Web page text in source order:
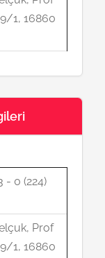
1, 16860
- 0 (224)
Prof
1, 16860